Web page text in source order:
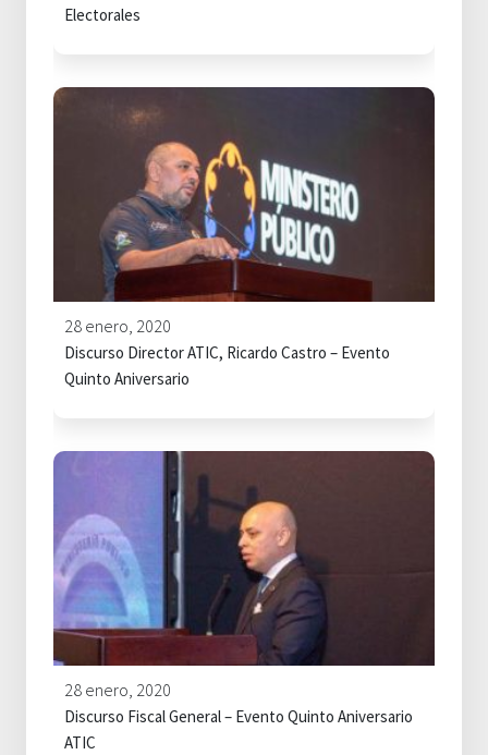
Electorales
28 enero, 2020
Discurso Director ATIC, Ricardo Castro – Evento
Quinto Aniversario
28 enero, 2020
Discurso Fiscal General – Evento Quinto Aniversario
ATIC